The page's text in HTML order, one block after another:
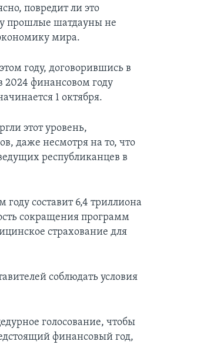
повредит ли это
прошлые шатдауны не
мира.
году, договорившись в
2024 финансовом году
1 октября.
этот уровень,
даже несмотря на то, что
республиканцев в
составит 6,4 триллиона
сокращения программ
страхование для
соблюдать условия
голосование, чтобы
финансовый год,